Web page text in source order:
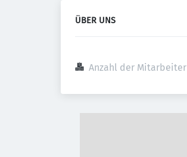
ÜBER UNS
Anzahl der Mitarbeiter